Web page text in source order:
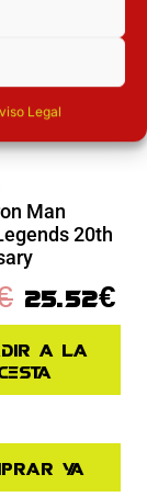
Legal
Man
20th
25.52€
a la
ya